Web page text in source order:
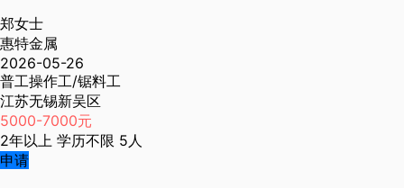
郑女士
惠特金属
2026-05-26
普工操作工/锯料工
江苏无锡新吴区
5000-7000元
2年以上 学历不限 5人
申请